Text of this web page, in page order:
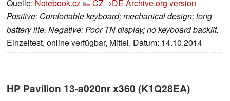
Quelle: Notebook.cz CZ→DE Archive.org version
Positive: Comfortable keyboard; mechanical design; long
battery life. Negative: Poor TN display; no keyboard backlit.
Einzeltest, online verfügbar, Mittel, Datum: 14.10.2014
HP Pavilion 13-a020nr x360 (K1Q28EA)